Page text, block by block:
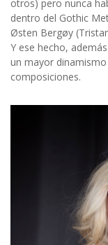
otros) pero nunca
dentro del Gothic
Østen Bergøy
Y ese hecho,
un mayor
composiciones.